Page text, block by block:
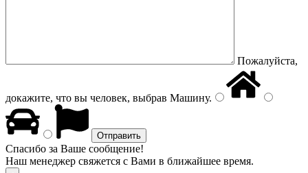
Пожалуйста,
докажите, что вы человек, выбрав Машину.
Спасибо за Ваше сообщение!
Наш менеджер свяжется с Вами в ближайшее время.